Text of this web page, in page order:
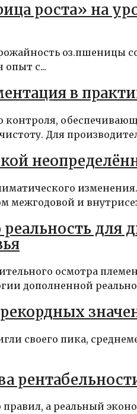
роста» на
оз.пшеницы
опыт с...
в
контроля,
Для
межгодовой и
для
осмотра
дополненной
своего пика,
а реальный